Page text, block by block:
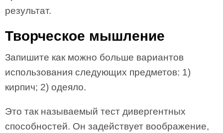
результат.
Творческое мышление
Запишите как можно больше вариантов
использования следующих предметов: 1)
кирпич; 2) одеяло.
Это так называемый тест дивергентных
способностей. Он задействует воображение,